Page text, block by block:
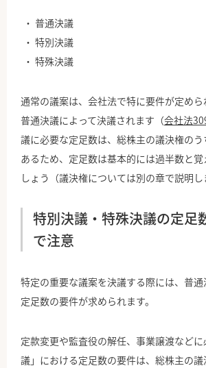
普通決議
特別決議
特殊決議
通常の議案は、会社法で特に要件が定めら
普通決議によって決議されます（会社法
議に必要な定足数は、総株主の議決権の
あるため、定足数は基本的には過半数と
しょう（議決権については別の章で説明し
特別決議・特殊決議の定足
で注意
特定の重要な議案を決議する際には、普
定足数の要件が求められます。
定款変更や監査役の解任、事業譲渡など
議」における定足数の要件は、総株主の